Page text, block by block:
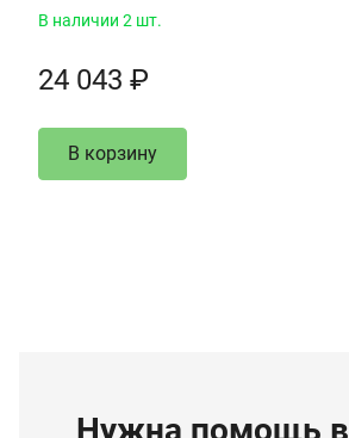
В наличии 2 шт.
24 043 ₽
В корзину